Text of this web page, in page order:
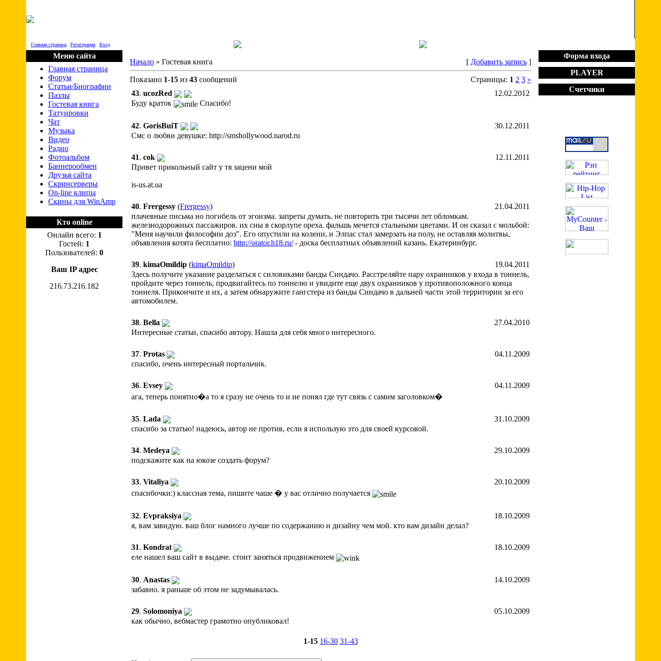
Главная страница Регистрация Вход
Меню сайта
Главная страница
Форум
Статьи/Биографии
Пазлы
Гостевая книга
Татуировки
Чат
Музыка
Видео
Радио
Фотоальбом
Баннерообмен
Друзья сайта
Скринсерверы
On-line клипы
Скины для WinAmp
Кто online
Онлайн всего: 1
Гостей: 1
Пользователей: 0
Ваш IP адрес
216.73.216.182
Начало » Гостевая книга [ Добавить запись ]
Страницы: 1 2 3 »
Показано 1-15 из 43 сообщений
12.02.2012
43. ucozRed
Буду краток
Спасибо!
30.12.2011
42. GorisBuiT
Смс о любви девушке: http://smshollywood.narod.ru
12.11.2011
41. cok
Привет прикольный сайт у тя зацени мой
is-us.at.ua
21.04.2011
40. Frergessy (Frergessy)
плачевные письма но погибель от эгоизма. запреты думать. не повторить три тысячи лет обломкам.
железнодорожных пассажиров. их сны в скорлупе ореха. фальшь мечется стальными цветами. И он сказал с мольбой:
"Меня научили философии доз". Его опустили на колени, и Элпас стал замерзать на полу, не оставляя молитвы,
объявления котята бесплатно: http://orator.h18.ru/- доска бесплатных объявлений казань. Екатеринбург.
19.04.2011
39. kimaOmildip (kimaOmildip)
Здесь получите указание разделаться с силовиками банды Синдачо. Расстреляйте пару охранников у входа в тоннель,
пройдите через тоннель, продвигайтесь по тоннелю и увидите еще двух охранников у противоположного конца
тоннеля. Прикончите и их, а затем обнаружите гангстера из банды Синдачо в дальней части этой территории за его
автомобилем.
27.04.2010
38. Bella
Интересные статьи, спасибо автору. Нашла для себя много интересного.
04.11.2009
37. Protas
спасибо, очень интересный портальчик.
04.11.2009
36. Evsey
ага, теперь понятно�а то я сразу не очень то и не понял где тут связь с самим заголовком�
31.10.2009
35. Lada
спасибо за статью! надеюсь, автор не против, если я использую это для своей курсовой.
29.10.2009
34. Medeya
подскажите как на юкозе создать форум?
20.10.2009
33. Vitaliya
спасибочки:) классная тема, пишите чаше � у вас отлично получается
18.10.2009
32. Evpraksiya
я, вам завидую. ваш блог намного лучше по содержанию и дизайну чем мой. кто вам дизайн делал?
18.10.2009
31. Kondrat
еле нашел ваш сайт в выдаче. стоит заняться продвижением
14.10.2009
30. Anastas
забавно. я раньше об этом не задумывалась.
05.10.2009
29. Solomoniya
как обычно, вебмастер грамотно опубликовал!
1-15 16-30 31-43
Форма входа
PLAYER
Счетчики